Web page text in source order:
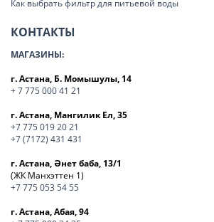
Как выбрать фильтр для питьевой воды
КОНТАКТЫ
МАГАЗИНЫ:
г. Астана, Б. Момышулы, 14
+ 7 775 000 41 21
г. Астана, Мангилик Ел, 35
+7 775 019 20 21
+7 (7172) 431 431
г. Астана, Әнет баба, 13/1
(ЖК Манхэттен 1)
+7 775 053 54 55
г. Астана, Абая, 94